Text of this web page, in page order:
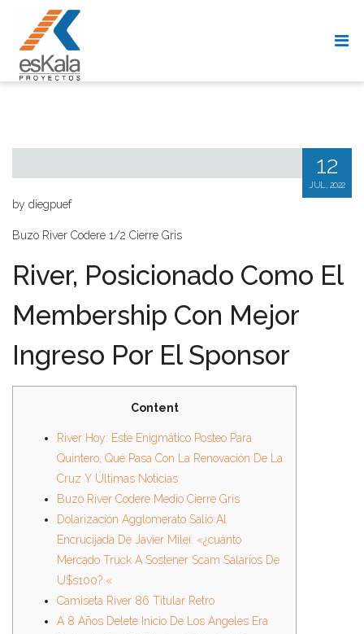
BUZO RIVER CODERE 1/2 CIERRE GRI
12
JUL, 2022
by diegpuef
Buzo River Codere 1/2 Cierre Gris
River, Posicionado Como El
Membership Con Mejor
Ingreso Por El Sponsor
Content
River Hoy: Este Enigmático Posteo Para
Quintero, Qué Pasa Con La Renovación De La
Cruz Y Últimas Noticias
Buzo River Codere Medio Cierre Gris
Dolarización Agglomerato Salió Al
Encrucijada De Javier Milei: «¿cuánto
Mercado Truck A Sostener Scam Salarios De
U$s100? «
Camiseta River 86 Titular Retro
A 8 Años Delete Inicio De Los Angeles Era